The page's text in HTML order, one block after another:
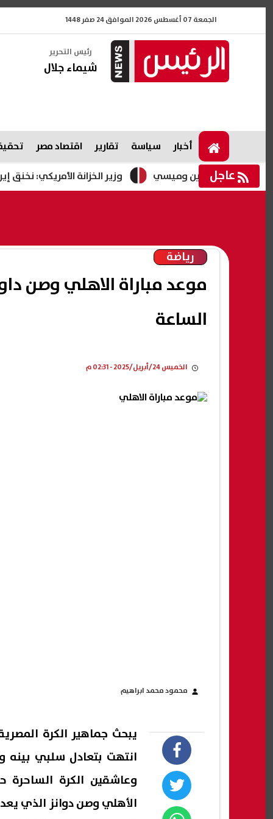
الجمعة 07 أغسطس 2026 الموافق 24 صفر 1448
رئيس التحرير
شيماء جلال
أخبار سياسة تقارير اقتصاد مصر
عاجل وزير الخزانة الأمريكي: نخنق إيران
رياضة
موعد مباراة الاهلي وصن
الساعة
الخميس 24/أبريل/2025 - 02:31 م
محمود محمد ابراهيم
يبحث جماهير الكرة
انتهت بتعادل سلبي
وعاشقين الكرة الساحرة